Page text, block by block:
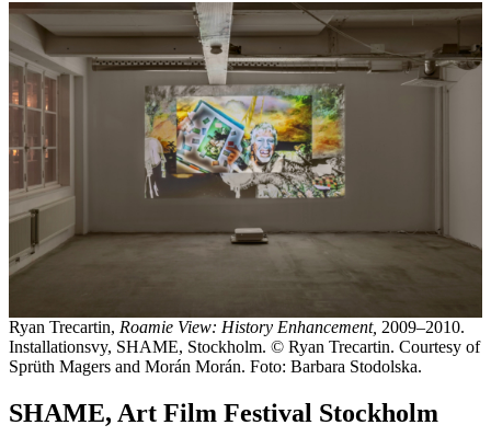
Ryan Trecartin, Roamie View: History Enhancement, 2009–2010.
Installationsvy, SHAME, Stockholm. © Ryan Trecartin. Courtesy of
Sprüth Magers and Morán Morán. Foto: Barbara Stodolska.
SHAME, Art Film Festival Stockholm